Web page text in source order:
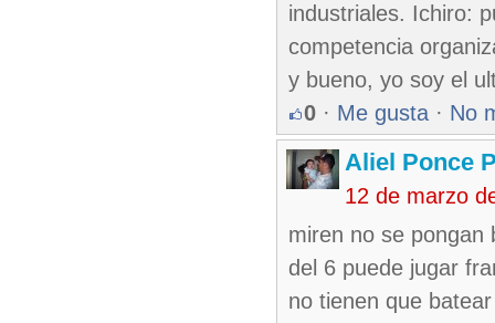
industriales. Ichiro:
competencia
y bueno, yo soy el
0 · Me gusta · No
Aliel Ponce
12 de marzo
miren no se pongan
del 6 puede jugar
no tienen que